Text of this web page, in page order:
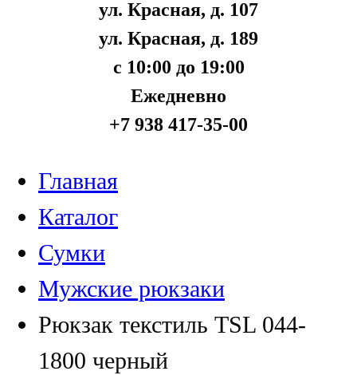
ул. Красная, д. 107
ул. Красная, д. 189
с 10:00 до 19:00
Ежедневно
+7 938 417-35-00
Главная
Каталог
Сумки
Мужские рюкзаки
Рюкзак текстиль TSL 044-
1800 черный